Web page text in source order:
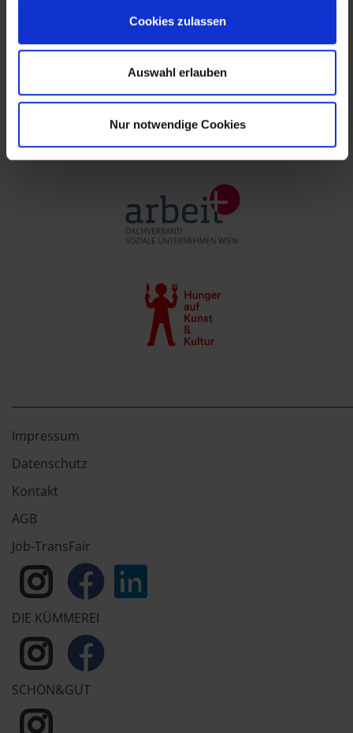
Cookies zulassen
Auswahl erlauben
Nur notwendige Cookies
Impressum
Datenschutz
Kontakt
AGB
Job-TransFair
DIE KÜMMEREI
SCHÖN&GUT